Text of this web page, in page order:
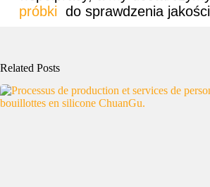
próbki do sprawdzenia
Related Posts